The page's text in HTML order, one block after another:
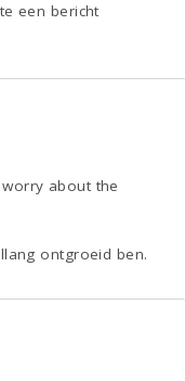
een bericht
about the
ontgroeid ben.